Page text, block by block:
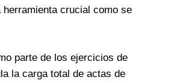
herramienta crucial como se
parte de los ejercicios de
la carga total de actas de